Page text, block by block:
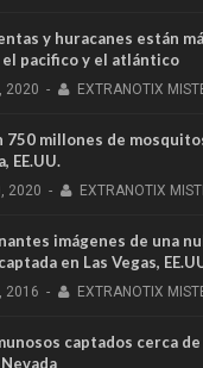
y huracanes están
el pacifico y el atlántico
2020 - EXTRANOTIX
750 millones de
EE.UU.
2020 - EXTRANOTIX
imágenes de una
en Las Vegas,
2016 - EXTRANOTIX
captados cerca